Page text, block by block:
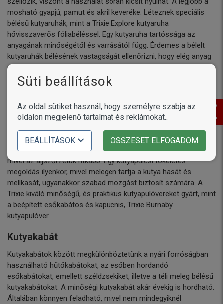
mosható gyapjú, pamut és akril keveréke. Léteznek speciális
bélésű kutyaruhák, mint a Trixie Explore kutyaruha
hővisszaverős fóliabéléssel. Egy kutyaruha tartóssága az
anyagának minőségétől és varrásától függ. Érdemes a bélelt
kutyaruhák bélésének vastagságát ellenőrizni, hogy elég anyag
van-e benne.
Kutyapulóver
A rövid szőrzettel rendelkező kutyák (Pincher, rövidszőrű
tacskó, csivava) nem szeretik a hideg időjárást. A
kölyökkutyákon már ősszel megfigyelhető, hogy érzékenyebbek
a hideggel szemben. Még a hosszúszőrű kutyák, mint a Shih
Tzu vagy a pomerániai törpespicc, is igényelhetnek kutyaruhát,
mivel az aljszőrzetük ritkább. Egy kutyapulcsi tökéletes
megoldás ilyenkor, mivel melegen tartja a kutya hasát és
mellkasát, ugyanakkor szabad mozgást biztosít számára. A
Trixie kiváló minőségű, és praktikus kutyapulóvereket gyárt, mint
a beépített esőkabátos és kapucnis, Trixie Burnaby
kutyapulóver.
Kutyakabát
Kutyakabátok között megkülönböztetünk a nyári forróságban
használható hűtőkabátokat, az esőben hordandó
esőkabátokat, emellett széldzsekiket, illetve a téli meleg bélésű
kutyakabátokat. A minőségi kutyakabát akár évekig is hordható.
Általában könnyen feladható, mivel nem mindegyiknél
Süti beállítások
Az oldal sütiket használ, hogy személyre szabja az
oldalon megjelenő tartalmat és reklámokat..
BEÁLLÍTÁSOK ÖSSZESET ELFOGADOM